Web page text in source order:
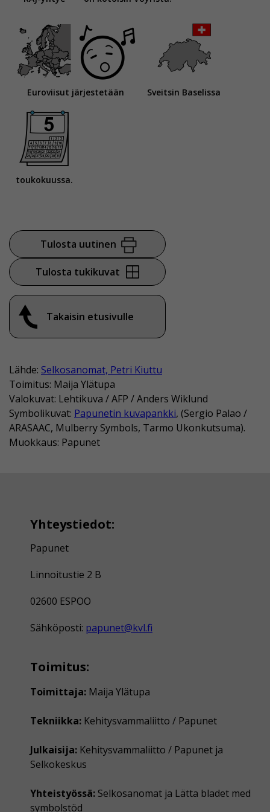
Euroviisut järjestetään Sveitsin Baselissa
toukokuussa.
Tulosta uutinen
Tulosta tukikuvat
Takaisin etusivulle
Lähde: Selkosanomat, Petri Kiuttu
Toimitus: Maija Ylätupa
Valokuvat: Lehtikuva / AFP / Anders Wiklund
Symbolikuvat: Papunetin kuvapankki, (Sergio Palao /
ARASAAC, Mulberry Symbols, Tarmo Ukonkutsuma).
Muokkaus: Papunet
Yhteystiedot:
Papunet
Linnoitustie 2 B
02600 ESPOO
Sähköposti: papunet@kvl.fi
Toimitus:
Toimittaja: Maija Ylätupa
Tekniikka: Kehitysvammaliitto / Papunet
Julkaisija: Kehitysvammaliitto / Papunet ja
Selkokeskus
Yhteistyössä: Selkosanomat ja Lätta bladet med
symbolstöd